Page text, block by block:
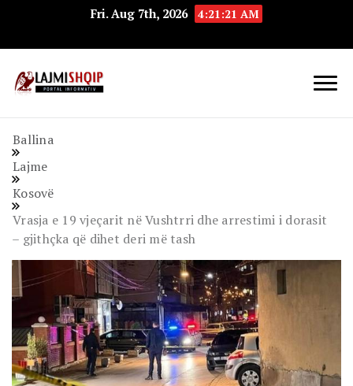
Fri. Aug 7th, 2026 4:21:22 AM
Ballina
Lajme
Kosovë
Vrasja e 19 vjeçarit në Vushtrri dhe arrestimi i dorasit
– gjithçka që dihet deri më tash